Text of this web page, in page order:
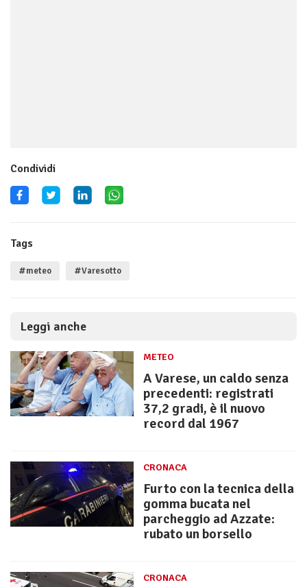
Condividi
Tags
#meteo #Varesotto
Leggi anche
METEO
A Varese, un caldo senza
precedenti: registrati
37,2 gradi, è il nuovo
record dal 1967
CRONACA
Furto con la tecnica della
gomma bucata nel
parcheggio ad Azzate:
rubato un borsello
CRONACA